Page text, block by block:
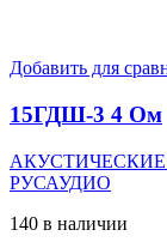
Добавить для
15ГДШ-3 4 Ом
РУСАУДИО
140 в наличии